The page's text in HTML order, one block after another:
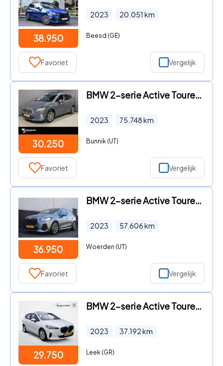
38.950
2023 20.051 km
Beesd (GE)
Favoriet Vergelijk
30.250
BMW 2-serie Active Tourer - 225e xDrive Luxury Line 17"/Leder + memory/Panoramadak/Stoel
2023 75.748km
Bunnik (UT)
Favoriet Vergelijk
36.950
BMW 2-serie Active Tourer - 223i 218PK M-Sport/Driving Assistent Plus/Leer 1 Jaar Garant
2023 57.606km
Woerden (UT)
Favoriet Vergelijk
29.750
BMW 2-serie Active Tourer - 225e xDrive | Head-up | Panoramadak | Lederen MemorySeats |
2023 37.192km
Leek (GR)